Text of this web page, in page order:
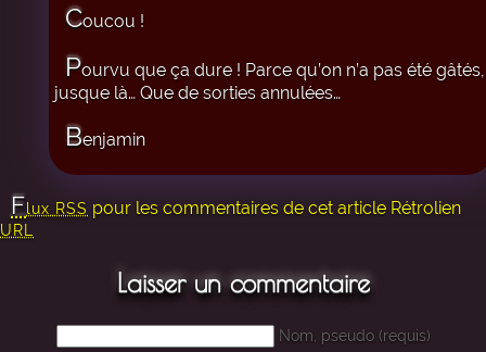
Coucou !
Pourvu que ça dure ! Parce qu’on n’a pas été gâtés,
jusque là… Que de sorties annulées…
Benjamin
Flux RSS pour les commentaires de cet article Rétrolien
URL
Laisser un commentaire
Nom, pseudo (requis)